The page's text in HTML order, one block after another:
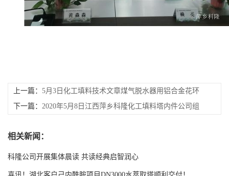
上一篇： 5月3日化工填料技术文章煤气脱水器用铝合金花环
填料好
下一篇： 2020年5月8日江西萍乡科隆化工填料塔内件公司组
相关新闻：
科隆公司开展集体晨读 共读经典启智润心
喜讯！湖北客户己内酰胺项目DN3000水萃取塔顺利交付！